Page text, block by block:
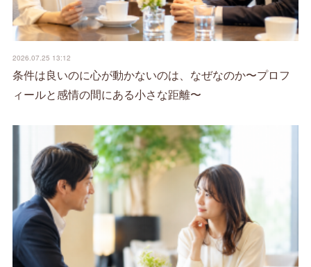
2026.07.25 13:12
条件は良いのに心が動かないのは、なぜなのか〜プロフ
ィールと感情の間にある小さな距離〜